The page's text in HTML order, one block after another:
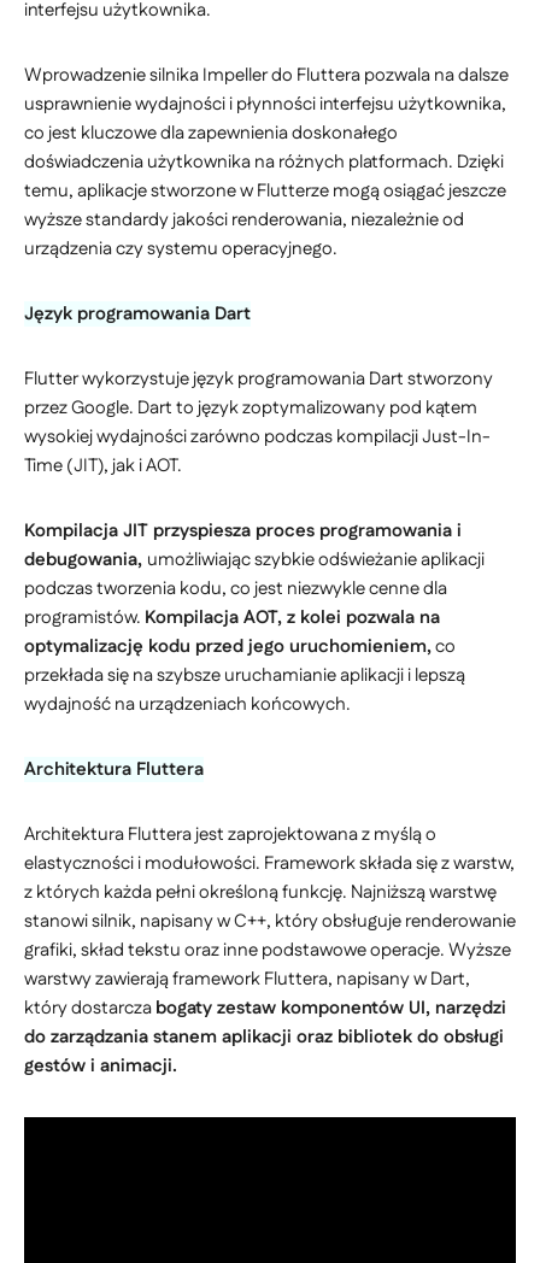
interfejsu użytkownika.
Wprowadzenie silnika Impeller do Fluttera pozwala na dalsze
usprawnienie wydajności i płynności interfejsu użytkownika,
co jest kluczowe dla zapewnienia doskonałego
doświadczenia użytkownika na różnych platformach. Dzięki
temu, aplikacje stworzone w Flutterze mogą osiągać jeszcze
wyższe standardy jakości renderowania, niezależnie od
urządzenia czy systemu operacyjnego.
Język programowania Dart
Flutter wykorzystuje język programowania Dart stworzony
przez Google. Dart to język zoptymalizowany pod kątem
wysokiej wydajności zarówno podczas kompilacji Just-In-
Time (JIT), jak i AOT.
Kompilacja JIT przyspiesza proces programowania i
debugowania, umożliwiając szybkie odświeżanie aplikacji
podczas tworzenia kodu, co jest niezwykle cenne dla
programistów. Kompilacja AOT, z kolei pozwala na
optymalizację kodu przed jego uruchomieniem,co
przekłada się na szybsze uruchamianie aplikacji i lepszą
wydajność na urządzeniach końcowych.
Architektura Fluttera
Architektura Fluttera jest zaprojektowana z myślą o
elastyczności i modułowości. Framework składa się z warstw,
z których każda pełni określoną funkcję. Najniższą warstwę
stanowi silnik, napisany w C++, który obsługuje renderowanie
grafiki, skład tekstu oraz inne podstawowe operacje. Wyższe
warstwy zawierają framework Fluttera, napisany w Dart,
który dostarczabogaty zestaw komponentów UI, narzędzi
do zarządzania stanem aplikacji oraz bibliotek do obsługi
gestów i animacji.